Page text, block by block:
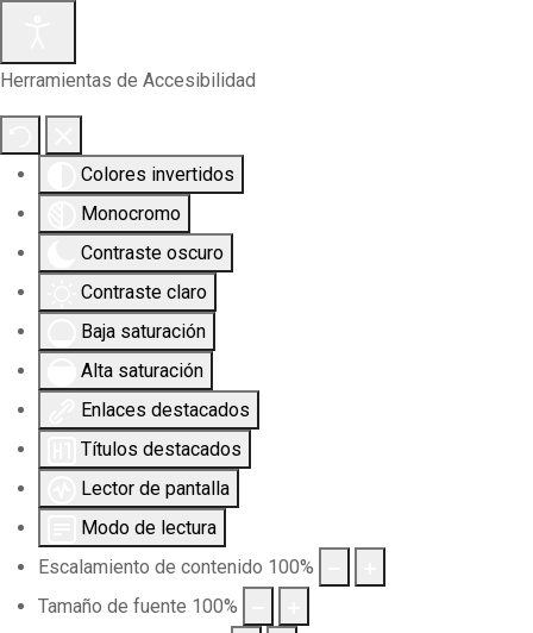
Herramientas de Accesibilidad
Colores invertidos
Monocromo
Contraste oscuro
Contraste claro
Baja saturación
Alta saturación
Enlaces destacados
Títulos destacados
Lector de pantalla
Modo de lectura
Escalamiento de contenido 100%
Tamaño de fuente 100%